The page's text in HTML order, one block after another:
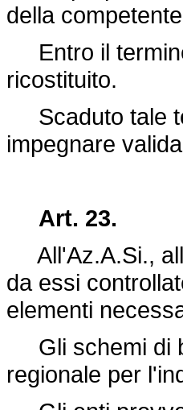
della
Entro il
ricostituito.
Scaduto tale
impegnare
Art. 23.
All'Az.A.Si.,
da essi
elementi
Gli schemi di
regionale per